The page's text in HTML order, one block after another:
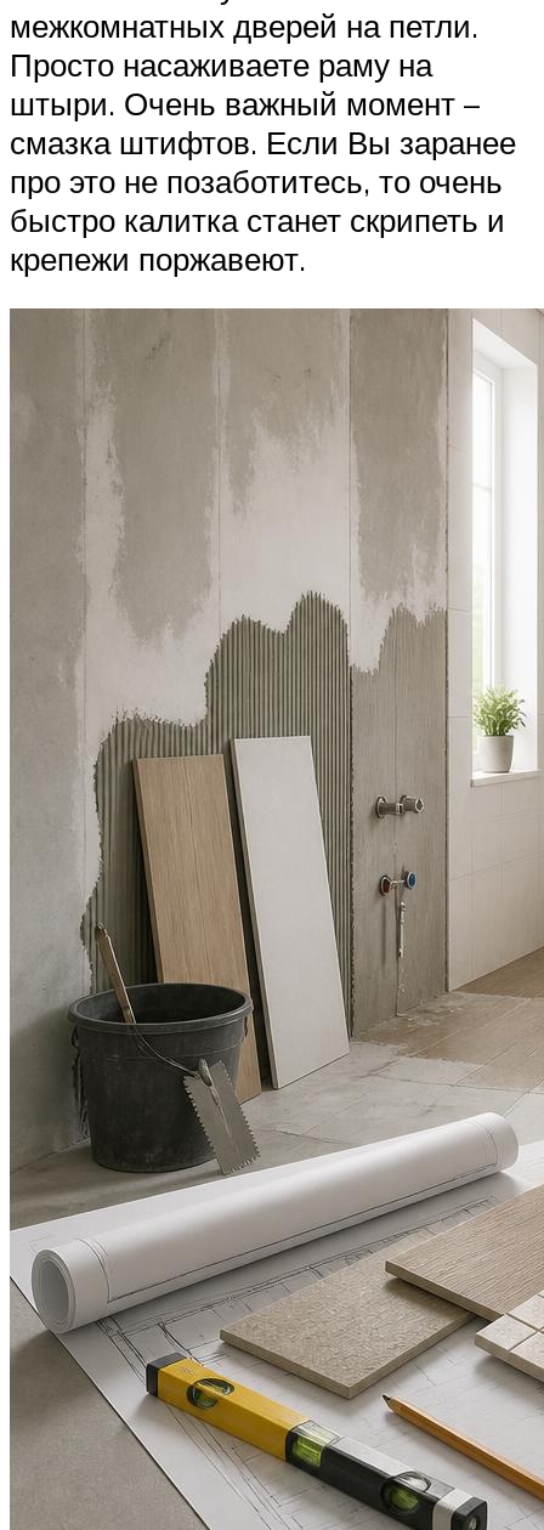
межкомнатных дверей на петли.
Просто насаживаете раму на
штыри. Очень важный момент –
смазка штифтов. Если Вы заранее
про это не позаботитесь, то очень
быстро калитка станет скрипеть и
крепежи поржавеют.